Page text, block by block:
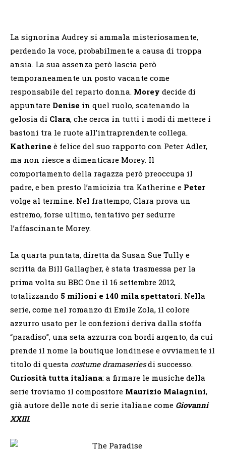
La signorina Audrey si ammala misteriosamente,
perdendo la voce, probabilmente a causa di troppa
ansia. La sua assenza però lascia però
temporaneamente un posto vacante come
responsabile del reparto donna. Morey decide di
appuntare Denise in quel ruolo, scatenando la
gelosia di Clara, che cerca in tutti i modi di mettere i
bastoni tra le ruote all’intraprendente collega.
Katherine è felice del suo rapporto con Peter Adler,
ma non riesce a dimenticare Morey. Il
comportamento della ragazza però preoccupa il
padre, e ben presto l’amicizia tra Katherine e Peter
volge al termine. Nel frattempo, Clara prova un
estremo, forse ultimo, tentativo per sedurre
l’affascinante Morey.
La quarta puntata, diretta da Susan Sue Tully e
scritta da Bill Gallagher, è stata trasmessa per la
prima volta su BBC One il 16 settembre 2012,
totalizzando 5 milioni e 140 mila spettatori. Nella
serie, come nel romanzo di Emile Zola, il colore
azzurro usato per le confezioni deriva dalla stoffa
“paradiso”, una seta azzurra con bordi argento, da cui
prende il nome la boutique londinese e ovviamente il
titolo di questa costume dramaseriesdi successo.
Curiosità tutta italiana: a firmare le musiche della
serie troviamo il compositore Maurizio Malagnini,
già autore delle note di serie italiane come Giovanni
XXIII.